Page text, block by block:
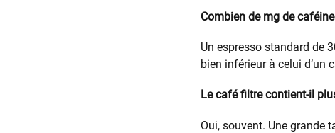
Combien de mg de
Un espresso standard de
bien inférieur à celui d’un
Le café filtre contient-il
Oui, souvent. Une grande